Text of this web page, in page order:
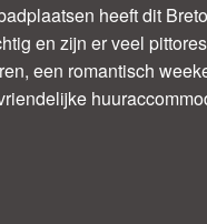
heeft dit
en zijn er veel
een romantisch